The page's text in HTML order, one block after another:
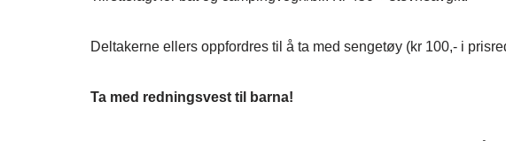
Deltakerne ellers oppfordres til å ta med sengetøy (kr 100,- i
Ta med redningsvest til barna!